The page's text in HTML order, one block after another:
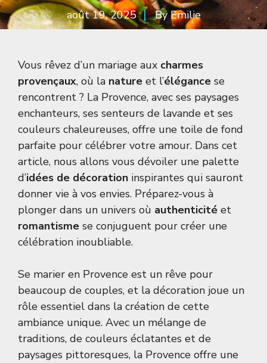
août 19, 2025 ByEmilie
Vous rêvez d’un mariage aux charmes
provençaux, où la nature et l’élégance se
rencontrent ? La Provence, avec ses paysages
enchanteurs, ses senteurs de lavande et ses
couleurs chaleureuses, offre une toile de fond
parfaite pour célébrer votre amour. Dans cet
article, nous allons vous dévoiler une palette
d’idées de décoration inspirantes qui sauront
donner vie à vos envies. Préparez-vous à
plonger dans un univers où authenticité et
romantisme se conjuguent pour créer une
célébration inoubliable.
Se marier en Provence est un rêve pour
beaucoup de couples, et la décoration joue un
rôle essentiel dans la création de cette
ambiance unique. Avec un mélange de
traditions, de couleurs éclatantes et de
paysages pittoresques, la Provence offre une